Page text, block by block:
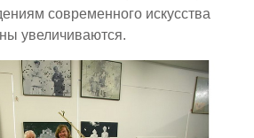
современного искусства
увеличиваются.